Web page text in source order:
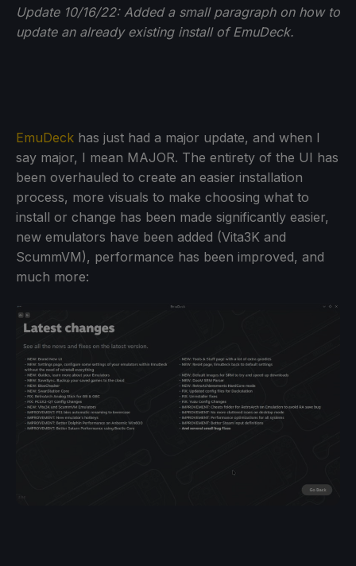
Update 10/16/22: Added a small paragraph on how to
update an already existing install of EmuDeck.
EmuDeck has just had a major update, and when I
say major, I mean MAJOR. The entirety of the UI has
been overhauled to create an easier installation
process, more visuals to make choosing what to
install or change has been made significantly easier,
new emulators have been added (Vita3K and
ScummVM), performance has been improved, and
much more: